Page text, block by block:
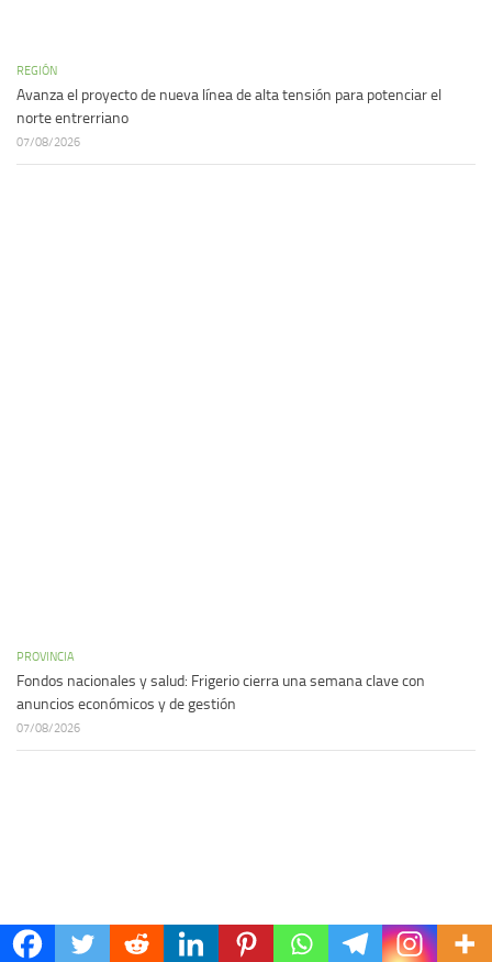
REGIÓN
Avanza el proyecto de nueva línea de alta tensión para potenciar el
norte entrerriano
07/08/2026
PROVINCIA
Fondos nacionales y salud: Frigerio cierra una semana clave con
anuncios económicos y de gestión
07/08/2026